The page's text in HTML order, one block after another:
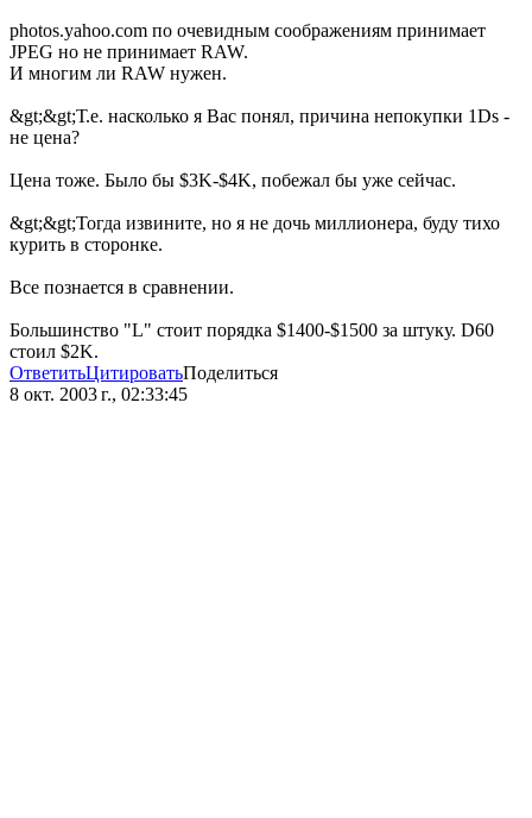
photos.yahoo.com по очевидным соображениям принимает
JPEG но не принимает RAW.
И многим ли RAW нужен.
&gt;&gt;Т.е. насколько я Вас понял, причина непокупки 1Ds -
не цена?
Цена тоже. Было бы $3K-$4K, побежал бы уже сейчас.
&gt;&gt;Тогда извините, но я не дочь миллионера, буду тихо
курить в сторонке.
Все познается в сравнении.
Большинство "L" стоит порядка $1400-$1500 за штуку. D60
стоил $2K.
ОтветитьЦитироватьПоделиться
8 окт. 2003 г., 02:33:45